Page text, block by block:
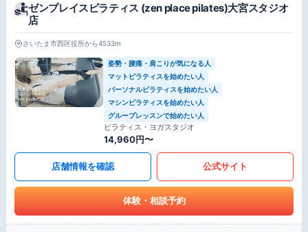
ゼンプレイスピラティス (zen place pilates)大宮スタジオ
店
さいたま市西区役所から4533m
姿勢・腰痛・肩こりが気になる人
マットピラティスを始めたい人
パーソナルピラティスを始めたい人
マシンピラティスを始めたい人
グループレッスンで始めたい人
ピラティス・ヨガスタジオ
14,960円〜
店舗情報を確認 公式サイト
体験・相談予約